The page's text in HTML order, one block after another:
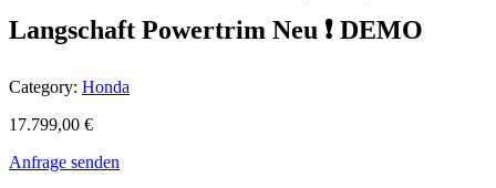
Langschaft Powertrim Neu ❗️ DEMO
Category: Honda
17.799,00 €
Anfrage senden